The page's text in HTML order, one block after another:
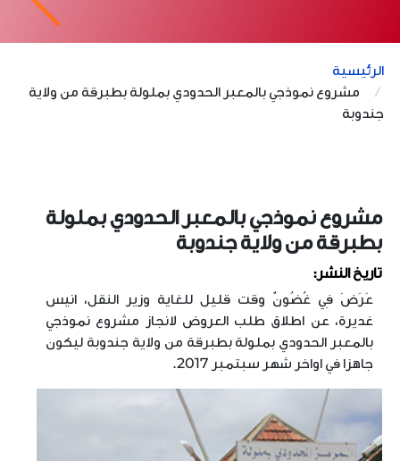
الرئيسية
مشروع نموذجي بالمعبر الحدودي بملولة بطبرقة من ولاية
جندوبة
مشروع نموذجي بالمعبر الحدودي بملولة
بطبرقة من ولاية جندوبة
تاريخ النشر:
عَرَضَ فِي غُضُونٌ وقت قليل للغاية وزير النقل، انيس
غديرة، عن اطلاق طلب العروض لانجاز مشروع نموذجي
بالمعبر الحدودي بملولة بطبرقة من ولاية جندوبة ليكون
جاهزا في اواخر شهر سبتمبر 2017.